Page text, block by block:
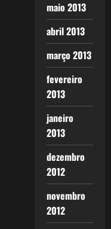
maio 2013
abril 2013
março 2013
fevereiro
2013
janeiro
2013
dezembro
2012
novembro
2012